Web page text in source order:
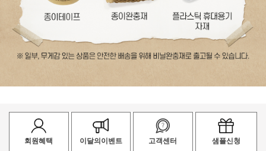
회원혜택 이달의이벤트 고객센터 샘플신청